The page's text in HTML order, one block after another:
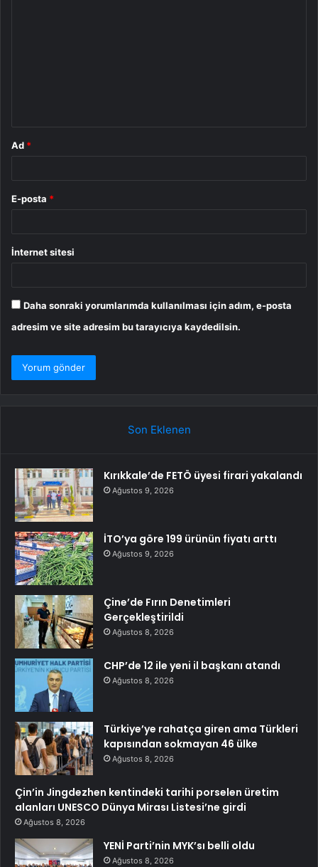
Ad *
E-posta *
İnternet sitesi
Daha sonraki yorumlarımda kullanılması için adım, e-posta
adresim ve site adresim bu tarayıcıya kaydedilsin.
Son Eklenen
Kırıkkale’de FETÖ üyesi firari yakalandı
Ağustos 9, 2026
İTO’ya göre 199 ürünün fiyatı arttı
Ağustos 9, 2026
Çine’de Fırın Denetimleri
Gerçekleştirildi
Ağustos 8, 2026
CHP’de 12 ile yeni il başkanı atandı
Ağustos 8, 2026
Türkiye’ye rahatça giren ama Türkleri
kapısından sokmayan 46 ülke
Ağustos 8, 2026
Çin’in Jingdezhen kentindeki tarihi porselen üretim
alanları UNESCO Dünya Mirası Listesi’ne girdi
Ağustos 8, 2026
YENİ Parti’nin MYK’sı belli oldu
Ağustos 8, 2026